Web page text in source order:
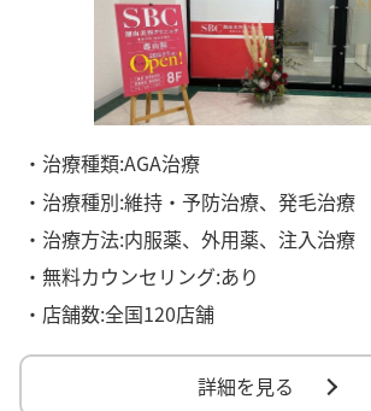
・治療種類:AGA治療
・治療種別:維持・予防治療、発毛治療
・治療方法:内服薬、外用薬、注入治療
・無料カウンセリング:あり
・店舗数:全国120店舗
詳細を見る